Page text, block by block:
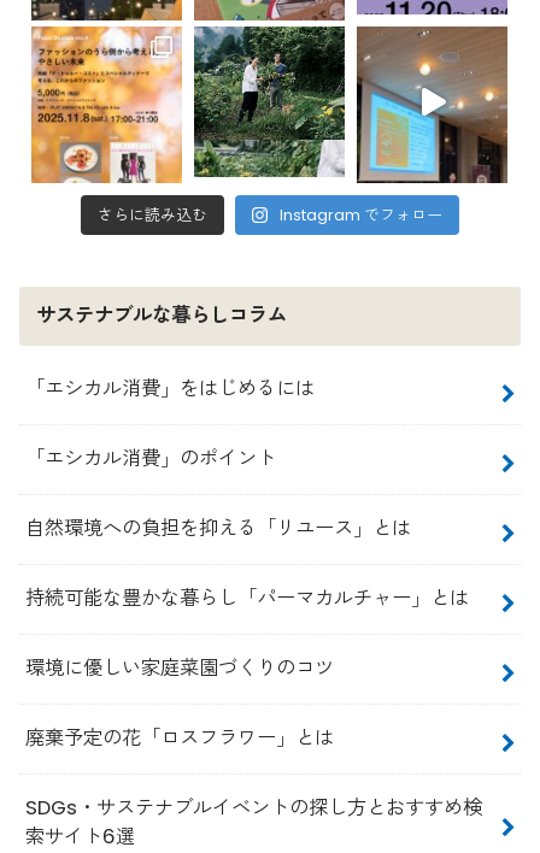
さらに読み込む Instagram でフォロー
サステナブルな暮らしコラム
「エシカル消費」をはじめるには
「エシカル消費」のポイント
自然環境への負担を抑える「リユース」とは
持続可能な豊かな暮らし「パーマカルチャー」とは
環境に優しい家庭菜園づくりのコツ
廃棄予定の花「ロスフラワー」とは
SDGs・サステナブルイベントの探し方とおすすめ検
索サイト6選